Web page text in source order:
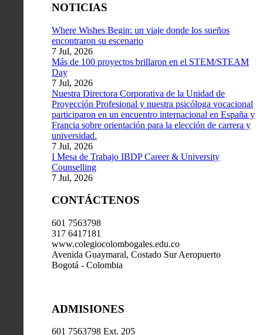
NOTICIAS
Where Wishes Begin: un viaje donde los sueños
encontraron su escenario
7 Jul, 2026
Más de 100 proyectos brillaron en el STEM/STEAM
Day
7 Jul, 2026
Nuestra Directora Corporativa de la Unidad de
Proyección Profesional y nuestra psicóloga vocacional
participaron en un encuentro internacional en España y
Francia sobre orientación para la elección de carrera y
universidad.
7 Jul, 2026
I Mesa de Trabajo IBDP Career & University
Counselling
7 Jul, 2026
CONTÁCTENOS
601 7563798
317 6417181
www.colegiocolombogales.edu.co
Avenida Guaymaral, Costado Sur Aeropuerto
Bogotá - Colombia
ADMISIONES
601 7563798 Ext. 205